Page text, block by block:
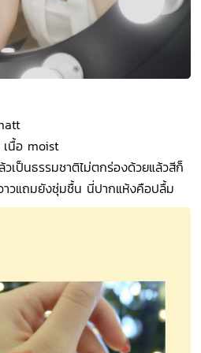
นื้อ moist
เป็นธรรมชาติไม่ตกร่องด้วยแล้วสีก็
าวแถมยังชุ่มชื้น นี่ปากแห้งคือปลื้ม